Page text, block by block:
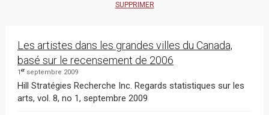
SUPPRIMER
Les artistes dans les grandes villes du Canada,
basé sur le recensement de 2006
1 erseptembre 2009
Hill Stratégies Recherche Inc. Regards statistiques sur les
arts, vol. 8, no 1, septembre 2009